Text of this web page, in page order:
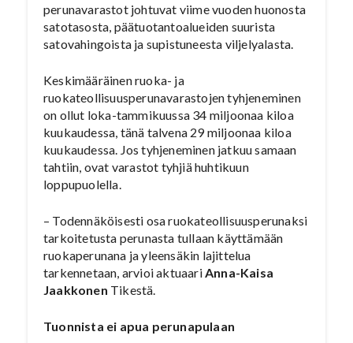
perunavarastot johtuvat viime vuoden huonosta
satotasosta, päätuotantoalueiden suurista
satovahingoista ja supistuneesta viljelyalasta.
Keskimääräinen ruoka- ja
ruokateollisuusperunavarastojen tyhjeneminen
on ollut loka-tammikuussa 34 miljoonaa kiloa
kuukaudessa, tänä talvena 29 miljoonaa kiloa
kuukaudessa. Jos tyhjeneminen jatkuu samaan
tahtiin, ovat varastot tyhjiä huhtikuun
loppupuolella.
– Todennäköisesti osa ruokateollisuusperunaksi
tarkoitetusta perunasta tullaan käyttämään
ruokaperunana ja yleensäkin lajittelua
tarkennetaan, arvioi aktuaariAnna-Kaisa
Jaakkonen Tikestä.
Tuonnista ei apua perunapulaan